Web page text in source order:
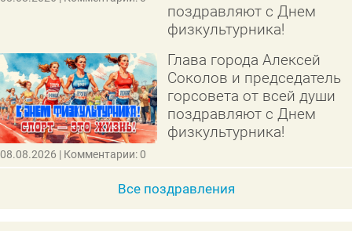
поздравляют с Днем
физкультурника!
Глава города Алексей
Соколов и председатель
горсовета от всей души
поздравляют с Днем
физкультурника!
08.08.2026 | Комментарии: 0
Все поздравления